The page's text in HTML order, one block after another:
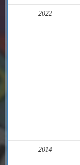
2022
2014